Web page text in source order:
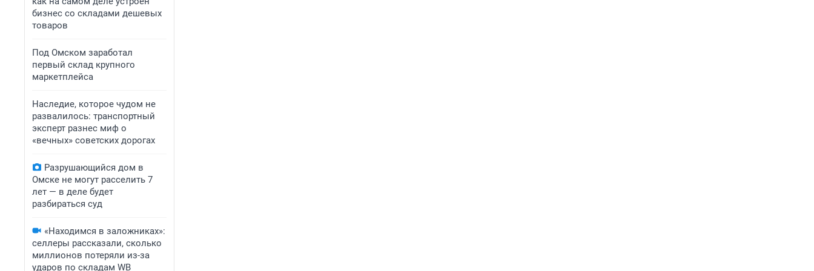
бизнес со складами дешевых
товаров
Под Омском заработал
первый склад крупного
маркетплейса
Наследие, которое чудом не
развалилось: транспортный
эксперт разнес миф о
«вечных» советских дорогах
Разрушающийся дом в
Омске не могут расселить 7
лет — в деле будет
разбираться суд
«Находимся в заложниках»:
селлеры рассказали, сколько
миллионов потеряли из-за
ударов по складам WB